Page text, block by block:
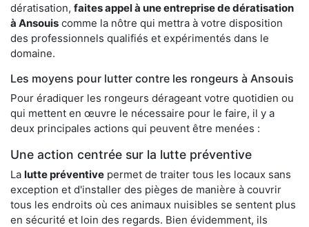
dératisation, faites appel à une entreprise de dératisation
à Ansouis comme la nôtre qui mettra à votre disposition
des professionnels qualifiés et expérimentés dans le
domaine.
Les moyens pour lutter contre les rongeurs à Ansouis
Pour éradiquer les rongeurs dérageant votre quotidien ou
qui mettent en œuvre le nécessaire pour le faire, il y a
deux principales actions qui peuvent être menées :
Une action centrée sur la lutte préventive
La lutte préventive permet de traiter tous les locaux sans
exception et d'installer des pièges de manière à couvrir
tous les endroits où ces animaux nuisibles se sentent plus
en sécurité et loin des regards. Bien évidemment, ils